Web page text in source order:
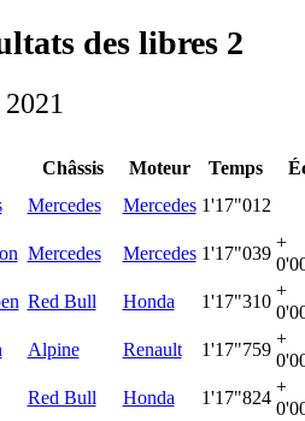
des libres 2
Châssis Moteur Temps
Mercedes Mercedes 1'17"012
Mercedes Mercedes 1'17"039
+
Red Bull Honda 1'17"310
+
Alpine Renault 1'17"759
+
Red Bull Honda 1'17"824
+